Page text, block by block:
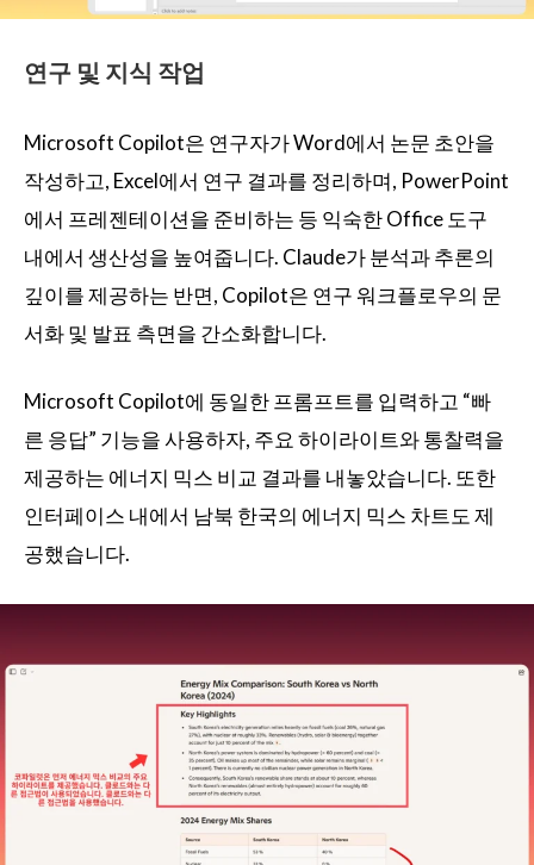
연구 및 지식 작업
Microsoft Copilot은 연구자가 Word에서 논문 초안을
작성하고, Excel에서 연구 결과를 정리하며, PowerPoint
에서 프레젠테이션을 준비하는 등 익숙한 Office 도구
내에서 생산성을 높여줍니다. Claude가 분석과 추론의
깊이를 제공하는 반면, Copilot은 연구 워크플로우의 문
서화 및 발표 측면을 간소화합니다.
Microsoft Copilot에 동일한 프롬프트를 입력하고 “빠
른 응답” 기능을 사용하자, 주요 하이라이트와 통찰력을
제공하는 에너지 믹스 비교 결과를 내놓았습니다. 또한
인터페이스 내에서 남북 한국의 에너지 믹스 차트도 제
공했습니다.